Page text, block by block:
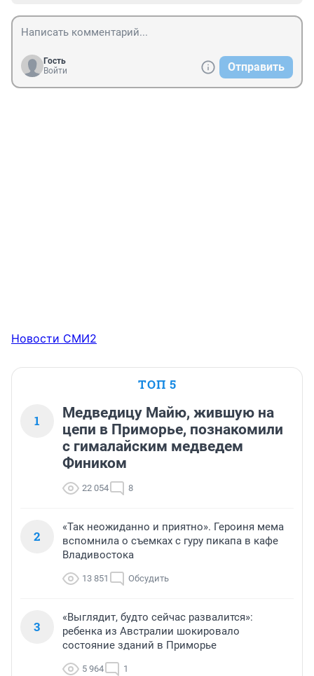
Гость
Войти
Отправить
Новости СМИ2
ТОП 5
1
Медведицу Майю, жившую на
цепи в Приморье, познакомили
с гималайским медведем
Фиником
22 054 8
2
«Так неожиданно и приятно». Героиня мема
вспомнила о съемках с гуру пикапа в кафе
Владивостока
13 851 Обсудить
3
«Выглядит, будто сейчас развалится»:
ребенка из Австралии шокировало
состояние зданий в Приморье
5 964 1